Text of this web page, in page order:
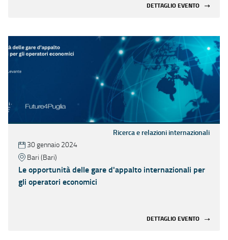
DETTAGLIO EVENTO
Ricerca e relazioni internazionali
30 gennaio 2024
Bari (Bari)
Le opportunità delle gare d'appalto internazionali per
gli operatori economici
DETTAGLIO EVENTO